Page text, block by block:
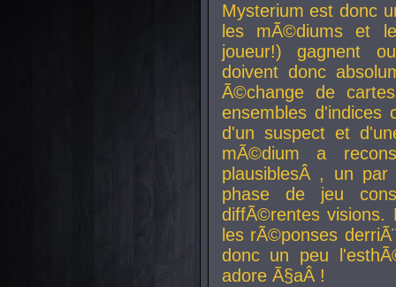
Mysterium est donc
les mÃ©diums et
joueur!) gagnent
doivent donc
Ã©change de
ensembles d'indices
d'un suspect et
mÃ©dium a
plausiblesÂ , un par
phase de jeu
diffÃ©rentes visions.
les rÃ©ponses
donc un peu
adore Ã§aÂ !